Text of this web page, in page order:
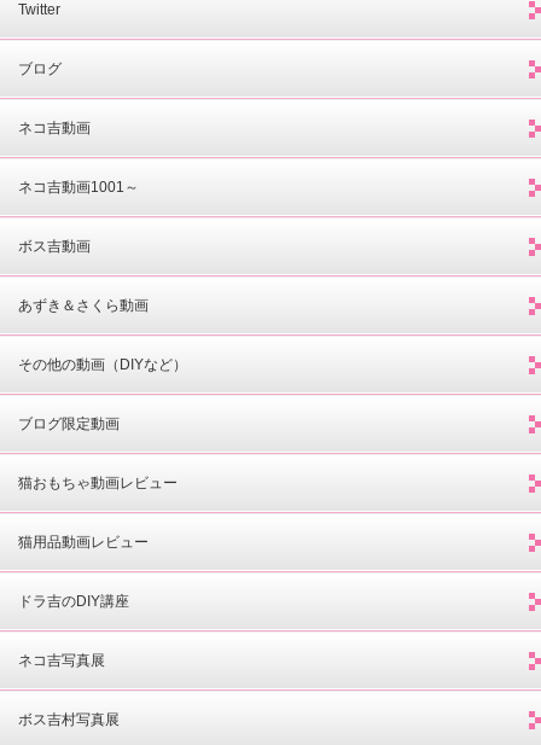
Twitter
ブログ
ネコ吉動画
ネコ吉動画1001～
ボス吉動画
あずき＆さくら動画
その他の動画（DIYなど）
ブログ限定動画
猫おもちゃ動画レビュー
猫用品動画レビュー
ドラ吉のDIY講座
ネコ吉写真展
ボス吉村写真展